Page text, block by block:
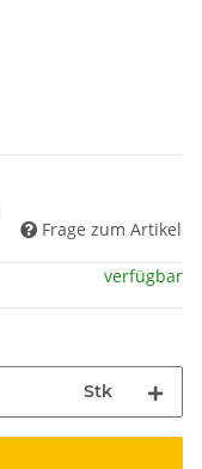
Frage zum Artikel
verfügbar
Stk